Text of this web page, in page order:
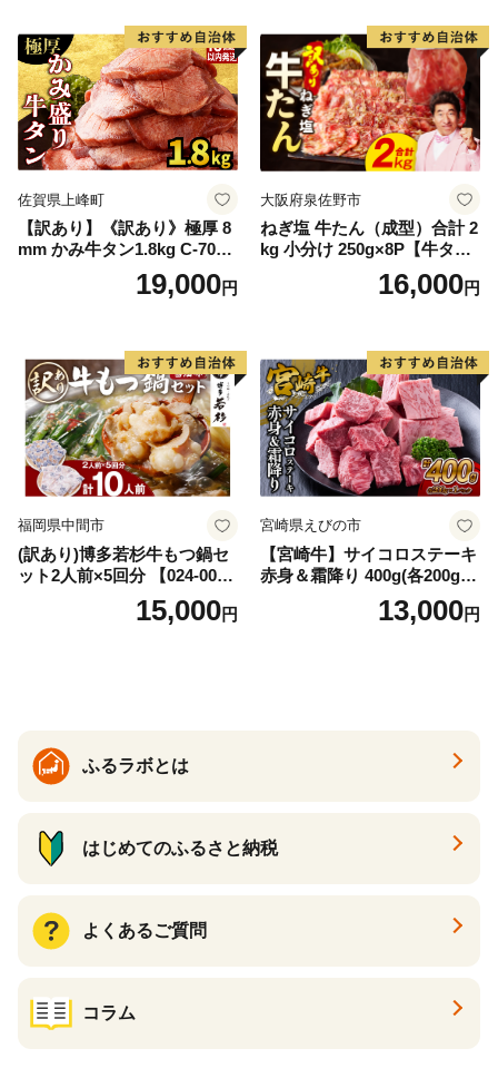
厚切り タン
佐賀県上峰町
【訳あり】《訳あり》極厚 8
mm かみ牛タン1.8kg C-709-
19,000円
大阪府泉佐野市
ねぎ塩 牛たん（成型）合計 2
kg 小分け 250g×8P【牛タン
牛肉 焼肉用 薄切り 訳あり サ
16,000円
福岡県中間市
(訳あり)博多若杉牛もつ鍋セ
ット2人前×5回分 【024-002
15,000円
宮崎県えびの市
【宮崎牛】サイコロステーキ
赤身＆霜降り 400g(各200g×
１P 計2P) 真空パック 冷凍
13,000円
ふるラボとは
はじめてのふるさと納税
よくあるご質問
コラム